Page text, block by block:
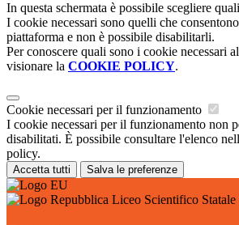
In questa schermata è possibile scegliere
I cookie necessari sono quelli che
piattaforma e non è possibile disabilitarli.
Per conoscere quali sono i cookie necessari
visionare la COOKIE POLICY.
Cookie necessari per il funzionamento
I cookie necessari per il funzionamento non
disabilitati. È possibile consultare l'elenco
policy.
Accetta tutti Salva le preferenze
Liceo Scientifico